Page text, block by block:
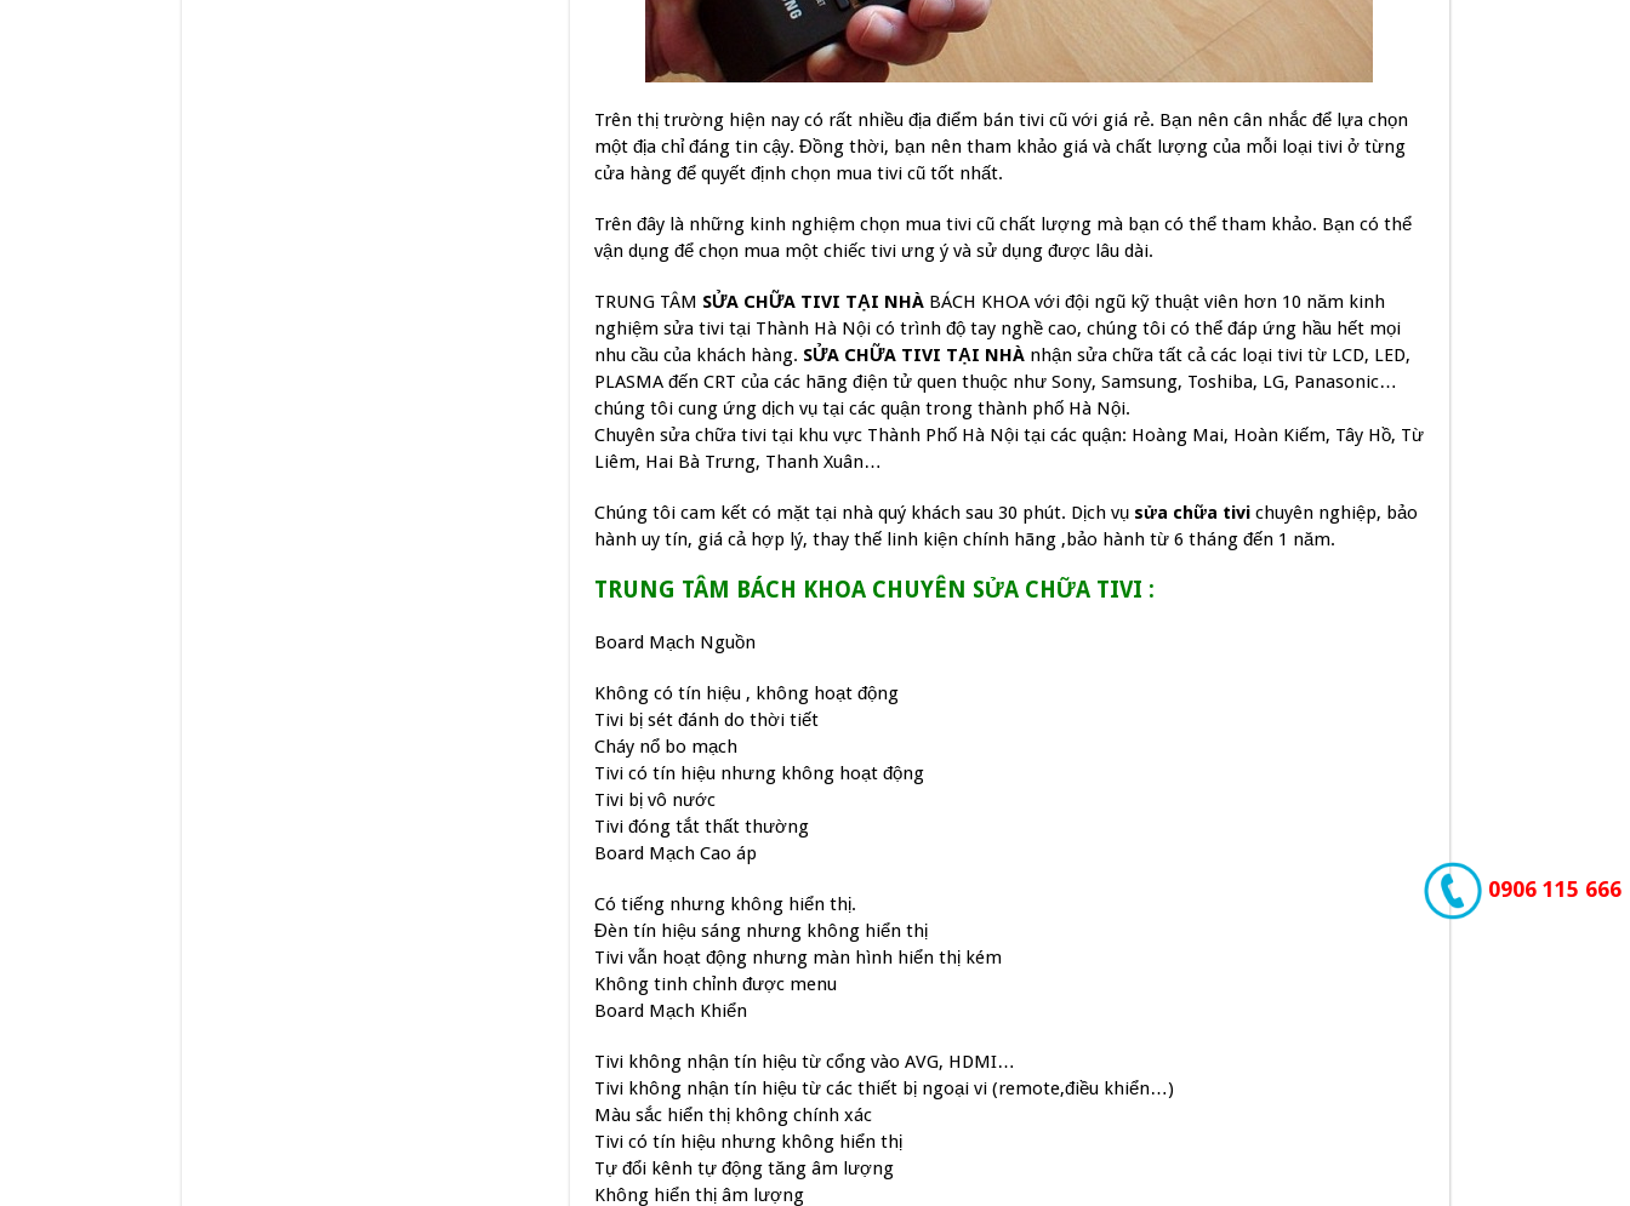
Trên thị trường hiện nay có rất nhiều địa điểm bán tivi cũ với giá rẻ. Bạn nên cân nhắc để lựa chọn
một địa chỉ đáng tin cậy. Đồng thời, bạn nên tham khảo giá và chất lượng của mỗi loại tivi ở từng
cửa hàng để quyết định chọn mua tivi cũ tốt nhất.
Trên đây là những kinh nghiệm chọn mua tivi cũ chất lượng mà bạn có thể tham khảo. Bạn có thể
vận dụng để chọn mua một chiếc tivi ưng ý và sử dụng được lâu dài.
TRUNG TÂM SỬA CHỮA TIVI TẠI NHÀBÁCH KHOA với đội ngũ kỹ thuật viên hơn 10 năm kinh
nghiệm sửa tivi tại Thành Hà Nội có trình độ tay nghề cao, chúng tôi có thể đáp ứng hầu hết mọi
nhu cầu của khách hàng. SỬA CHỮA TIVI TẠI NHÀnhận sửa chữa tất cả các loại tivi từ LCD, LED,
PLASMA đến CRT của các hãng điện tử quen thuộc như Sony, Samsung, Toshiba, LG, Panasonic…
chúng tôi cung ứng dịch vụ tại các quận trong thành phố Hà Nội.
Chuyên sửa chữa tivi tại khu vực Thành Phố Hà Nội tại các quận: Hoàng Mai, Hoàn Kiếm, Tây Hồ, Từ
Liêm, Hai Bà Trưng, Thanh Xuân…
Chúng tôi cam kết có mặt tại nhà quý khách sau 30 phút. Dịch vụ sửa chữa tivichuyên nghiệp, bảo
hành uy tín, giá cả hợp lý, thay thế linh kiện chính hãng ,bảo hành từ 6 tháng đến 1 năm.
TRUNG TÂM BÁCH KHOA CHUYÊN SỬA CHỮA TIVI :
Board Mạch Nguồn
Không có tín hiệu , không hoạt động
Tivi bị sét đánh do thời tiết
Cháy nổ bo mạch
Tivi có tín hiệu nhưng không hoạt động
Tivi bị vô nước
Tivi đóng tắt thất thường
Board Mạch Cao áp
Có tiếng nhưng không hiển thị.
Đèn tín hiệu sáng nhưng không hiển thị
Tivi vẫn hoạt động nhưng màn hình hiển thị kém
Không tinh chỉnh được menu
Board Mạch Khiển
Tivi không nhận tín hiệu từ cổng vào AVG, HDMI…
Tivi không nhận tín hiệu từ các thiết bị ngoại vi (remote,điều khiển…)
Màu sắc hiển thị không chính xác
Tivi có tín hiệu nhưng không hiển thị
Tự đổi kênh tự động tăng âm lượng
Không hiển thị âm lượng
0906 115 666